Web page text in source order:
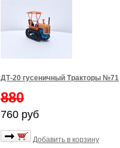
ДТ-20 гусеничный Тракторы №71
880
760 руб
Добавить в корзину